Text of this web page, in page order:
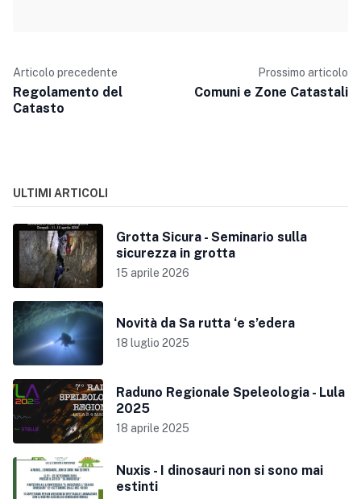
Articolo precedente
Regolamento del
Catasto
Prossimo articolo
Comuni e Zone Catastali
ULTIMI ARTICOLI
Grotta Sicura - Seminario sulla
sicurezza in grotta
15 aprile 2026
Novità da Sa rutta ‘e s’edera
18 luglio 2025
Raduno Regionale Speleologia - Lula
2025
18 aprile 2025
Nuxis - I dinosauri non si sono mai
estinti